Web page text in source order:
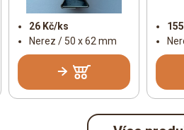
26 Kč/ks
Nerez / 50 x 62 mm